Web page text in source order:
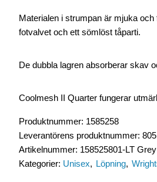
Materialen i strumpan är mjuka
fotvalvet och ett sömlöst tåparti.
De dubbla lagren absorberar skav
Coolmesh II Quarter fungerar
Produktnummer: 1585258
Leverantörens produktnummer: 805
Artikelnummer: 158525801-LT Grey
Kategorier: Unisex Löpning